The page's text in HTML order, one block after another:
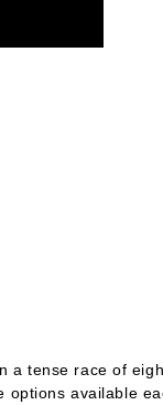
tense race of
available